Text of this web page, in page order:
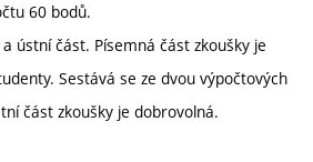
60 bodů.
ústní část. Písemná část zkoušky je
Sestává se ze dvou výpočtových
část zkoušky je dobrovolná.